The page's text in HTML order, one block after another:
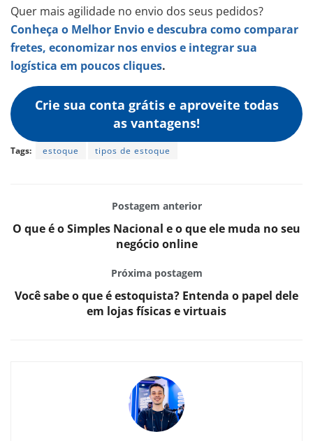
Quer mais agilidade no envio dos seus pedidos?
Conheça o Melhor Envio e descubra como comparar
fretes, economizar nos envios e integrar sua
logística em poucos cliques.
Crie sua conta grátis e aproveite todas
as vantagens!
Tags: estoque tipos de estoque
Postagem anterior
O que é o Simples Nacional e o que ele muda no seu
negócio online
Próxima postagem
Você sabe o que é estoquista? Entenda o papel dele
em lojas físicas e virtuais